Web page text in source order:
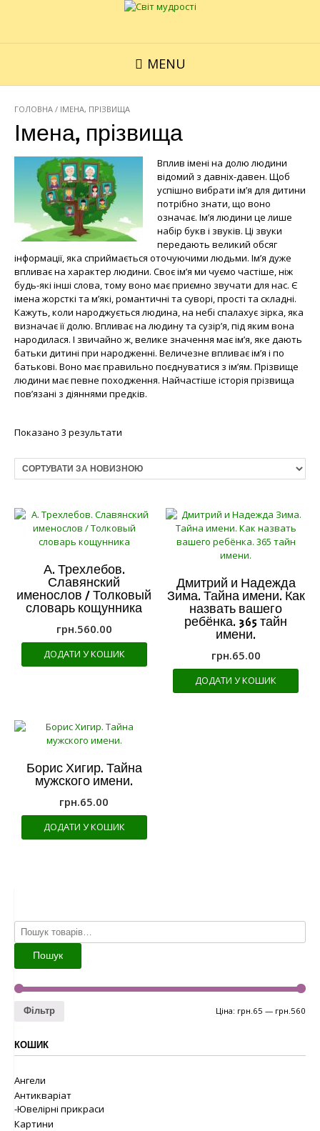
MENU
ГОЛОВНА / ІМЕНА, ПРІЗВИЩА
Імена, прізвища
Вплив імені на долю людини
відомий з давніх-давен. Щоб
успішно вибрати ім’я для дитини
потрібно знати, що воно
означає. Ім’я людини це лише
набір букв і звуків. Ці звуки
передають великий обсяг
інформації, яка сприймається оточуючими людьми. Ім’я дуже
впливає на характер людини. Своє ім’я ми чуємо частіше, ніж
будь-які інші слова, тому воно має приємно звучати для нас. Є
імена жорсткі та м’які, романтичні та суворі, прості та складні.
Кажуть, коли народжується людина, на небі спалахує зірка, яка
визначає її долю. Впливає на людину та сузір’я, під яким вона
народилася. І звичайно ж, велике значення має ім’я, яке дають
батьки дитині при народженні. Величезне впливає ім’я і по
батькові. Воно має правильно поєднуватися з ім’ям. Прізвище
людини має певне походження. Найчастіше історія прізвища
пов’язані з діяннями предків.
Показано 3 результати
А. Трехлебов.
Славянский
именослов / Толковый
словарь кощунника
грн.560.00
ДОДАТИ У КОШИК
Дмитрий и Надежда
Зима. Тайна имени. Как
назвать вашего
ребёнка. 365 тайн
имени.
грн.65.00
ДОДАТИ У КОШИК
Борис Хигир. Тайна
мужского имени.
грн.65.00
ДОДАТИ У КОШИК
Шукати:
Пошук
Фільтр Ціна: грн.65 — грн.560
КОШИК
Ангели
Антикваріат
-Ювелірні прикраси
Картини